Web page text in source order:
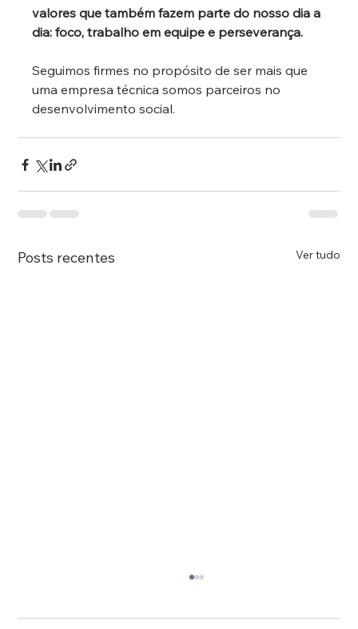
valores que também fazem parte do nosso dia a
dia: foco, trabalho em equipe e perseverança.
Seguimos firmes no propósito de ser mais que
uma empresa técnica somos parceiros no
desenvolvimento social.
Posts recentes Ver tudo